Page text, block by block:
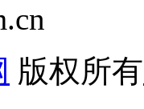
版权所有